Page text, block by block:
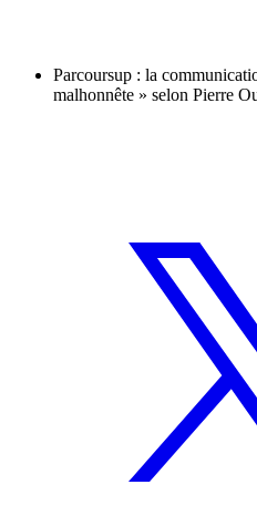
Parcoursup : la
malhonnête » selon Pierre